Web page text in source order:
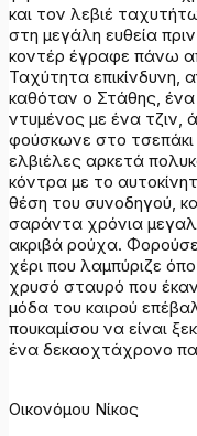
και τον λεβιέ
στη μεγάλη ευθεία
κοντέρ έγραφε πάνω
Ταχύτητα επικίνδυνη,
καθόταν ο Στάθης, ένα
ντυμένος με ένα τζιν,
φούσκωνε στο τσεπάκι
ελβιέλες αρκετά
κόντρα με το
θέση του συνοδηγού,
σαράντα χρόνια
ακριβά ρούχα.
χέρι που λαμπύριζε
χρυσό σταυρό που
μόδα του καιρού
πουκαμίσου να είναι
ένα δεκαοχτάχρονο
Οικονόμου Νίκος